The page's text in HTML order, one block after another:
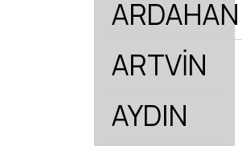
ARDAHAN
ARTVİN
AYDIN